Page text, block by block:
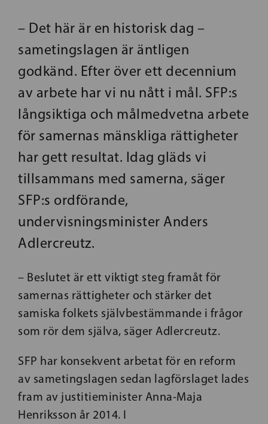
– Det här är en historisk dag –
sametingslagen är äntligen
godkänd. Efter över ett decennium
av arbete har vi nu nått i mål. SFP:s
långsiktiga och målmedvetna arbete
för samernas mänskliga rättigheter
har gett resultat. Idag gläds vi
tillsammans med samerna, säger
SFP:s ordförande,
undervisningsminister Anders
Adlercreutz.
– Beslutet är ett viktigt steg framåt för
samernas rättigheter och stärker det
samiska folkets självbestämmande i frågor
som rör dem själva, säger Adlercreutz.
SFP har konsekvent arbetat för en reform
av sametingslagen sedan lagförslaget lades
fram av justitieminister Anna-Maja
Henriksson år 2014. I